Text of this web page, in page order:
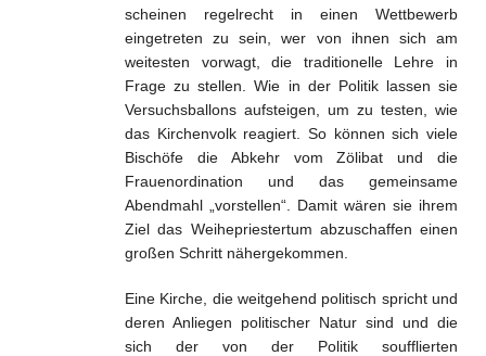
scheinen regelrecht in einen Wettbewerb
eingetreten zu sein, wer von ihnen sich am
weitesten vorwagt, die traditionelle Lehre in
Frage zu stellen. Wie in der Politik lassen sie
Versuchsballons aufsteigen, um zu testen, wie
das Kirchenvolk reagiert. So können sich viele
Bischöfe die Abkehr vom Zölibat und die
Frauenordination und das gemeinsame
Abendmahl „vorstellen“. Damit wären sie ihrem
Ziel das Weihepriestertum abzuschaffen einen
großen Schritt nähergekommen.
Eine Kirche, die weitgehend politisch spricht und
deren Anliegen politischer Natur sind und die
sich der von der Politik soufflierten